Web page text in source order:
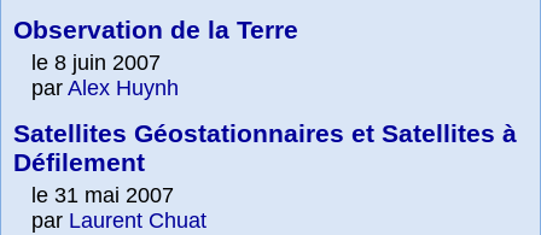
Observation de la Terre
le 8 juin 2007
par Alex Huynh
Satellites Géostationnaires et Satellites à
Défilement
le 31 mai 2007
par Laurent Chuat